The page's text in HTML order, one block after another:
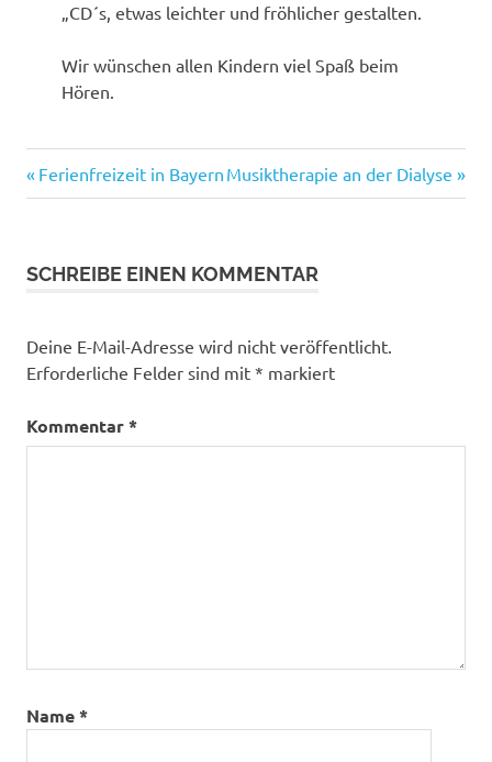
„CD´s, etwas leichter und fröhlicher gestalten.
Wir wünschen allen Kindern viel Spaß beim
Hören.
Beitragsnavigation
Vorheriger
Beitrag:
Ferienfreizeit in Bayern Nächster
Beitrag:
Musiktherapie an der Dialyse
SCHREIBE EINEN KOMMENTAR
Deine E-Mail-Adresse wird nicht veröffentlicht.
Erforderliche Felder sind mit * markiert
Kommentar*
Name*